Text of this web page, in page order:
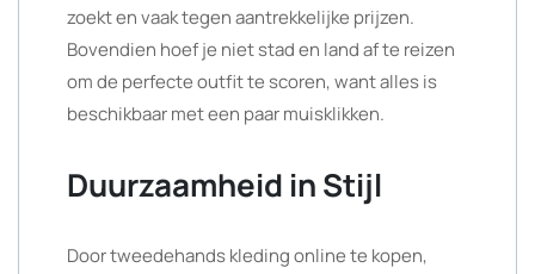
zoekt en vaak tegen aantrekkelijke prijzen.
Bovendien hoef je niet stad en land af te reizen
om de perfecte outfit te scoren, want alles is
beschikbaar met een paar muisklikken.
Duurzaamheid in Stijl
Door tweedehands kleding online te kopen,